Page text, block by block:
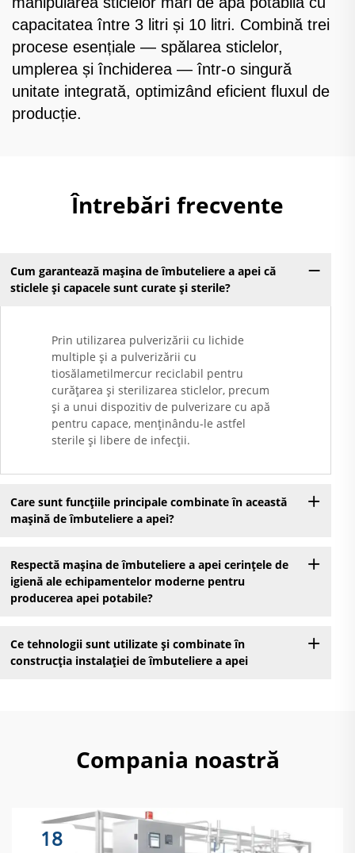
capacitatea între 3 litri și 10 litri. Combină trei
procese esențiale — spălarea sticlelor,
umplerea și închiderea — într-o singură
unitate integrată, optimizând eficient fluxul de
producție.
Întrebări frecvente
Cum garantează mașina de îmbuteliere a apei că
sticlele și capacele sunt curate și sterile?
Prin utilizarea pulverizării cu lichide
multiple și a pulverizării cu
tiosălametilmercur reciclabil pentru
curățarea și sterilizarea sticlelor, precum
și a unui dispozitiv de pulverizare cu apă
pentru capace, menținându-le astfel
sterile și libere de infecții.
Care sunt funcțiile principale combinate în această
mașină de îmbuteliere a apei?
Respectă mașina de îmbuteliere a apei cerințele de
igienă ale echipamentelor moderne pentru
producerea apei potabile?
Ce tehnologii sunt utilizate și combinate în
construcția instalației de îmbuteliere a apei
Compania noastră
18